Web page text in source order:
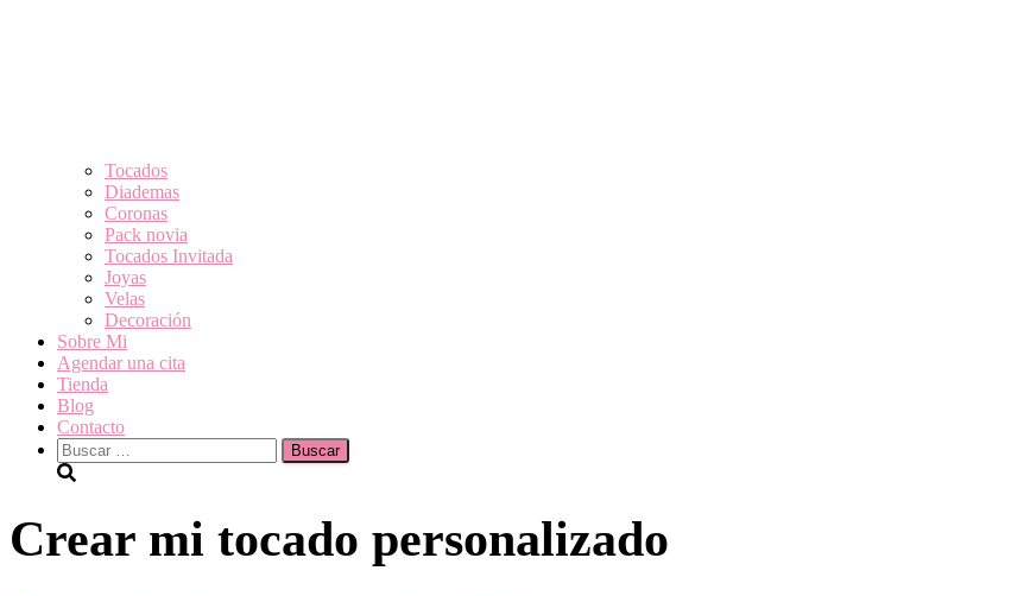
Tocados
Diademas
Coronas
Pack novia
Tocados Invitada
Joyas
Velas
Decoración
Sobre Mi
Agendar una cita
Tienda
Blog
Contacto
Buscar:
Crear mi tocado personalizado